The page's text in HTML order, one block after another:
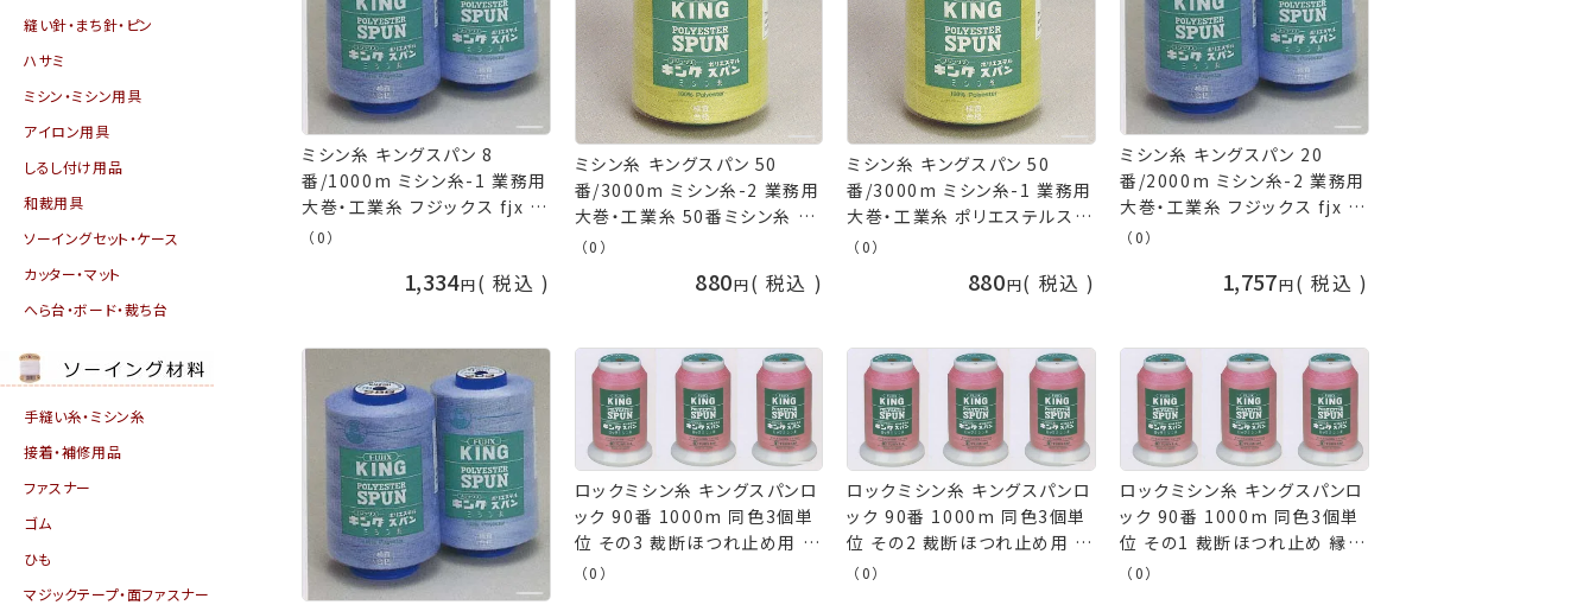
縫い針・まち針・ピン
ハサミ
ミシン・ミシン用具
アイロン用具
しるし付け用品
和裁用具
ソーイングセット・ケース
カッター・マット
へら台・ボード・裁ち台
手縫い糸・ミシン糸
接着・補修用品
ファスナー
ゴム
ひも
マジックテープ・面ファスナー
ミシン糸 キングスパン 8
番/1000m ミシン糸-1 業務用
大巻・工業糸 フジックス fjx 手
芸の山久
（0）
1,334 税込
ミシン糸 キングスパン 50
番/3000m ミシン糸-2 業務用
大巻・工業糸 50番ミシン糸 飾
り糸 フジックス fjx 手芸の山
（0）
880 税込
ミシン糸 キングスパン 50
番/3000m ミシン糸-1 業務用
大巻・工業糸 ポリエステルスパ
ン 飾りステッチ フジックス fjx
（0）
880 税込
ミシン糸 キングスパン 20
番/2000m ミシン糸-2 業務用
大巻・工業糸 フジックス fjx 手
芸の山久
（0）
1,757 税込
ロックミシン糸 キングスパンロ
ック 90番 1000m 同色3個単
位 その3 裁断ほつれ止め用 ソ
ーイング 洋裁 フジックス fjx
（0）
ロックミシン糸 キングスパンロ
ック 90番 1000m 同色3個単
位 その2 裁断ほつれ止め用 縁
かがり用 フジックス fjx 手芸
（0）
ロックミシン糸 キングスパンロ
ック 90番 1000m 同色3個単
位 その1 裁断ほつれ止め 縁か
がり フジックス fjx 手芸の山
（0）